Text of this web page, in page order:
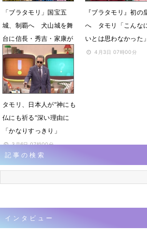
「ブラタモリ」国宝五
城、制覇へ 犬山城を舞
台に信長・秀吉・家康が
愛した理由を解き明かす
4月23日 14時08分
『ブラタモリ』初の
へ タモリ「こんな
いとは思わなかった」
4月3日 07時00分
タモリ、日本人が“神にも
仏にも祈る”深い理由に
「かなりすっきり」
3月6日 07時00分
記事の検索
インタビュー